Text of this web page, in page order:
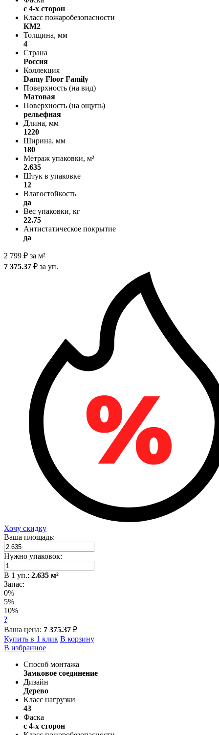
с 4-х сторон
Класс пожаробезопасности
КМ2
Толщина, мм
4
Страна
Россия
Коллекция
Damy Floor Family
Поверхность (на вид)
Матовая
Поверхность (на ощупь)
рельефная
Длина, мм
1220
Ширина, мм
180
Метраж упаковки, м²
2.635
Штук в упаковке
12
Влагостойкость
да
Вес упаковки, кг
22.75
Антистатическое покрытие
да
2 799 ₽ за м²
7 375.37 ₽ за уп.
Хочу скидку
Ваша площадь:
Нужно упаковок:
В 1 уп.: 2.635 м²
Запас:
0%
5%
10%
?
Ваша цена: 7 375.37 ₽
Купить в 1 клик В корзину
В избранное
Способ монтажа
Замковое соединение
Дизайн
Дерево
Класс нагрузки
43
Фаска
с 4-х сторон